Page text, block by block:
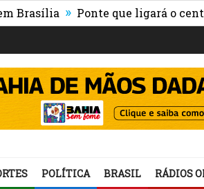
» Ponte que ligará o centro de
POLÍTICA BRASIL RÁDIOS